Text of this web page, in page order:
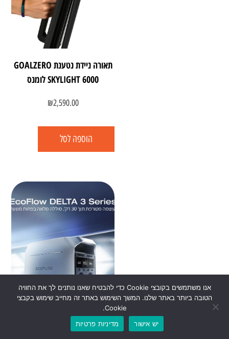
תאורה ניידת נטענת GOALZERO
SKYLIGHT 6000 לומנס
₪2,590.00
הוספה לסל
אנו משתמשים בקובצי Cookie כדי להבטיח שאנו נותנים לך את החוויה
הטובה ביותר באתר שלנו. המשך השימוש באתר זה מחייב שימוש בקבצי
Cookie.
יש אישור
מדיניות פרטיות